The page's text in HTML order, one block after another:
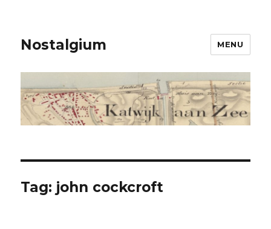
Nostalgium MENU
Tag: john cockcroft